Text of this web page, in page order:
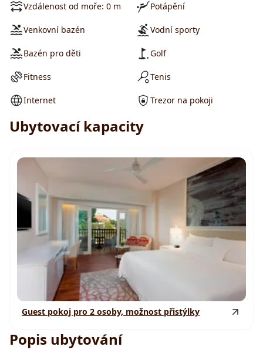
Vzdálenost od moře: 0 m
Venkovní bazén
Bazén pro děti
Fitness
Internet
Potápění
Vodní sporty
Golf
Tenis
Trezor na pokoji
Ubytovací kapacity
Guest pokoj pro 2 osoby, možnost přistýlky
Popis ubytování